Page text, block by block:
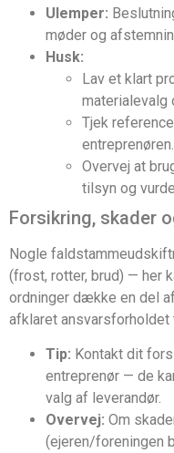
Ulemper:
møder og
Husk:
Lav et klart
materialevalg
Tjek
entreprenøren.
Overvej at
tilsyn og
Forsikring, skader
Nogle
(frost, rotter, brud) — her
ordninger dække en del
afklaret ansvarsforholdet
Tip: Kontakt dit
entreprenør — de
valg af leverandør.
Overvej: Om
(ejeren/foreningen